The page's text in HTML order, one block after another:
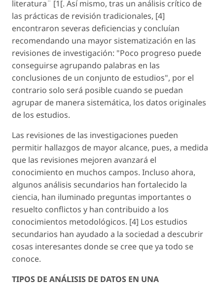
literatura¨ [1[. Así mismo, tras un análisis crítico de
las prácticas de revisión tradicionales, [4]
encontraron severas deficiencias y concluían
recomendando una mayor sistematización en las
revisiones de investigación: "Poco progreso puede
conseguirse agrupando palabras en las
conclusiones de un conjunto de estudios", por el
contrario solo será posible cuando se puedan
agrupar de manera sistemática, los datos originales
de los estudios.
Las revisiones de las investigaciones pueden
permitir hallazgos de mayor alcance, pues, a medida
que las revisiones mejoren avanzará el
conocimiento en muchos campos. Incluso ahora,
algunos análisis secundarios han fortalecido la
ciencia, han iluminado preguntas importantes o
resuelto conflictos y han contribuido a los
conocimientos metodológicos. [4] Los estudios
secundarios han ayudado a la sociedad a descubrir
cosas interesantes donde se cree que ya todo se
conoce.
TIPOS DE ANÁLISIS DE DATOS EN UNA